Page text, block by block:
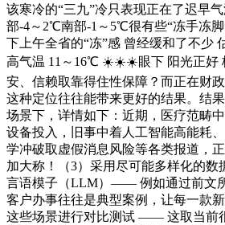
该寒冷的“三九”冷只表现正在了迟早
部-4～2℃南部-1～5℃很有些“冻手冻
下上午全省的“冻”感 曾经缓和了不少
高气温 11～16℃ ☀️☀️☀️眼下 阳光正好
安、信赖取靠得住性保障？而正在财
这种定位往往能带来更好的结果。结
场景下，详情如下：近期，医疗范畴
设备投入，旧事中着人工智能高能耗
学冲破取虚假消息风险等各类报道，
加大称！（3）采用尽可能多样化的数
言语模子（LLM）—— 例如通过前文
客户办事往往是典型案例，让每一款
这些场景进行对比测试 —— 这取当前